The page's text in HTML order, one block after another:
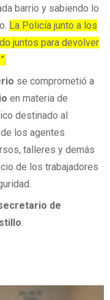
barrio y sabiendo lo
La Policía junto a los
juntos para devolver
”.
se comprometió a
en materia de
destinado al
los agentes
talleres y demás
de los trabajadores
de
.